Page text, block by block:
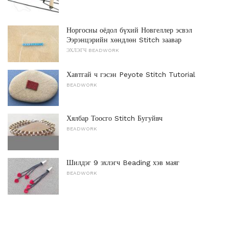
Норгосны оёдол бүхий Новгеллер эсвэл
Ээрэнцэрийн хөндлөн Stitch заавар
ЭХЛЭГЧ BEADWORK
Хавтгай ч гэсэн Peyote Stitch Tutorial
BEADWORK
Хялбар Тоосго Stitch Бугуйвч
BEADWORK
Шилдэг 9 эхлэгч Beading хэв маяг
BEADWORK